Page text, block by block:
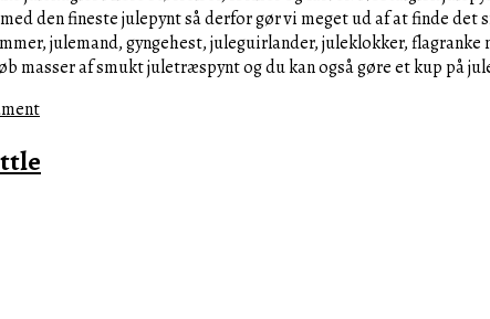
den fineste julepynt så derfor gør vi meget ud af at finde
julemand, gyngehest, juleguirlander, juleklokker,
masser af smukt juletræspynt og du kan også gøre et kup på